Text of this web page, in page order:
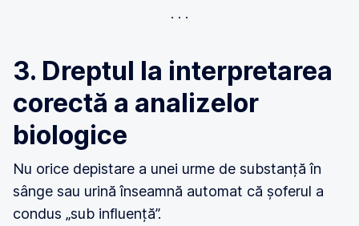
3. Dreptul la interpretarea
corectă a analizelor
biologice
Nu orice depistare a unei urme de substanță în
sânge sau urină înseamnă automat că șoferul a
condus „sub influență”.